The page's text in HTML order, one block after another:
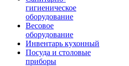
гигиеническое
оборудование
Весовое
оборудование
Инвентарь кухонный
Посуда и столовые
приборы